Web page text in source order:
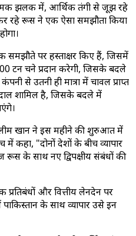
झलक में, आर्थिक तंगी से जूझ रहे
रहे रूस ने एक ऐसा समझौता किया
समझौते पर हस्ताक्षर किए हैं, जिसमें
टन चने प्रदान करेगी, जिसके बदले
से उतनी ही मात्रा में चावल प्राप्त
शामिल है, जिसके बदले में
खान ने इस महीने की शुरुआत में
कहा, "दोनों देशों के बीच व्यापार
के साथ नए द्विपक्षीय संबंधों की
और वित्तीय लेनदेन पर
के साथ व्यापार उसे इन